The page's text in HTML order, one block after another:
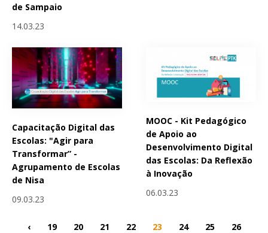
de Sampaio
14.03.23
Capacitação Digital das
Escolas: "Agir para
Transformar” -
Agrupamento de Escolas
de Nisa
09.03.23
MOOC - Kit Pedagógico
de Apoio ao
Desenvolvimento Digital
das Escolas: Da Reflexão
à Inovação
06.03.23
‹ 19 20 21 22 23 24 25
26